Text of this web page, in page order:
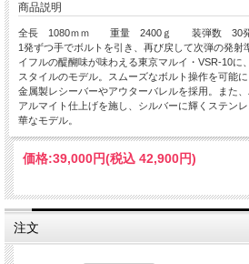
商品説明
全長 1080ｍｍ 重量 2400ｇ 装弾数 30
1発ずつ手でボルトを引き、再び戻して次弾の発射
イフルの醍醐味が味わえる東京マルイ・VSR-10に
スタイルのモデル。スムーズなボルト操作を可能
金属製レシーバーやアウターバレルを採用。また
アルマイト仕上げを施し、シルバーに輝くステン
華なモデル。
価格:39,000円(税込 42,900円)
注文